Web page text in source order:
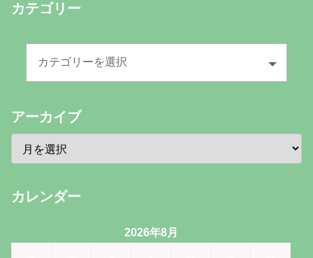
カテゴリー
アーカイブ
カレンダー
2026年8月